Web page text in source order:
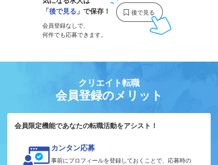
「後で見る 」で保存！
会員登録なしで、
何件でも応募できます。
クリエイト転職
会員登録のメリット
会員限定機能であなたの転職活動をアシスト！
カンタン応募
事前にプロフィールを登録しておくことで、応募時の